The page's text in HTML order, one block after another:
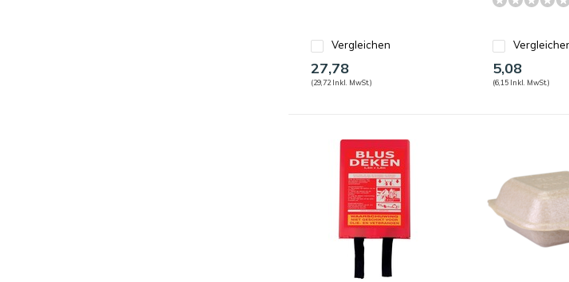
Vergleichen
27,78
(29,72 Inkl. MwSt.)
5,08
(6,15 Inkl. MwSt.)